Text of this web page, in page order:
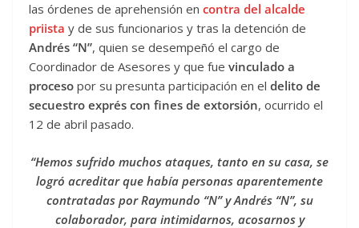
las órdenes de aprehensión en contra del alcalde
priista y de sus funcionarios y tras la detención de
Andrés “N”, quien se desempeñó el cargo de
Coordinador de Asesores y que fue vinculado a
proceso por su presunta participación en el delito de
secuestro exprés con fines de extorsión, ocurrido el
12 de abril pasado.
“Hemos sufrido muchos ataques, tanto en su casa, se
logró acreditar que había personas aparentemente
contratadas por Raymundo “N” y Andrés “N”, su
colaborador, para intimidarnos, acosarnos y